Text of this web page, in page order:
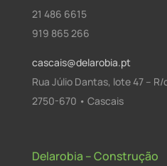
21 486 6615
919 865 266
cascais@delarobia.pt
Rua Júlio Dantas, lote 47 – R/
2750-670 • Cascais
Delarobia – Construção